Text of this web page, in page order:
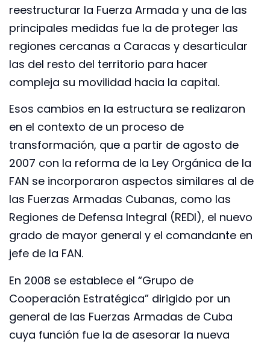
reestructurar la Fuerza Armada y una de las
principales medidas fue la de proteger las
regiones cercanas a Caracas y desarticular
las del resto del territorio para hacer
compleja su movilidad hacia la capital.
Esos cambios en la estructura se realizaron
en el contexto de un proceso de
transformación, que a partir de agosto de
2007 con la reforma de la Ley Orgánica de la
FAN se incorporaron aspectos similares al de
las Fuerzas Armadas Cubanas, como las
Regiones de Defensa Integral (REDI), el nuevo
grado de mayor general y el comandante en
jefe de la FAN.
En 2008 se establece el “Grupo de
Cooperación Estratégica” dirigido por un
general de las Fuerzas Armadas de Cuba
cuya función fue la de asesorar la nueva